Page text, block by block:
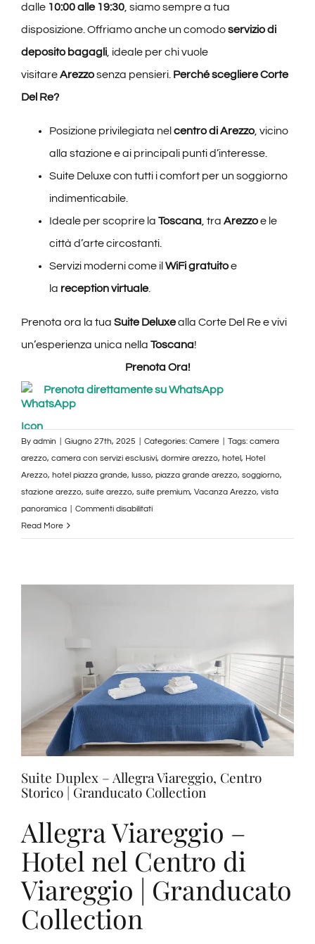
dalle 10:00 alle 19:30, siamo sempre a tua
disposizione. Offriamo anche un comodoservizio di
deposito bagagli, ideale per chi vuole
visitareArezzosenza pensieri. Perché scegliere Corte
Del Re?
Posizione privilegiata nel centro di Arezzo, vicino
alla stazione e ai principali punti d’interesse.
Suite Deluxe con tutti i comfort per un soggiorno
indimenticabile.
Ideale per scoprire la Toscana, tra Arezzoe le
città d’arte circostanti.
Servizi moderni come il WiFi gratuitoe
la reception virtuale.
Prenota ora la tua Suite Deluxealla Corte Del Re e vivi
un’esperienza unica nella Toscana!
Prenota Ora!
Prenota direttamente su WhatsApp
By admin Giugno 27th, 2025 Categories: Camere Tags: camera
arezzo, camera con servizi esclusivi, dormire arezzo, hotel, Hotel
Arezzo, hotel piazza grande, lusso, piazza grande arezzo, soggiorno,
stazione arezzo, suite arezzo, suite premium, Vacanza Arezzo, vista
panoramica
Commenti disabilitatisu
Deluxe
Granducato
Read More
Suite Duplex – Allegra Viareggio, Centro
Storico | Granducato Collection
Allegra Viareggio –
Hotel nel Centro di
Viareggio | Granducato
Collection